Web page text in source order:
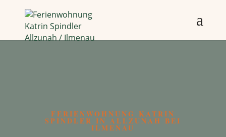
FERIENWOHNUNG KATRIN
SPINDLER IN ALLZUNAH BEI
ILMENAU